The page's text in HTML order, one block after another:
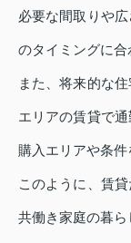
必要な間取りや
のタイミングに合
また、将来的な
エリアの賃貸で
購入エリアや条件
このように、賃
共働き家庭の暮ら